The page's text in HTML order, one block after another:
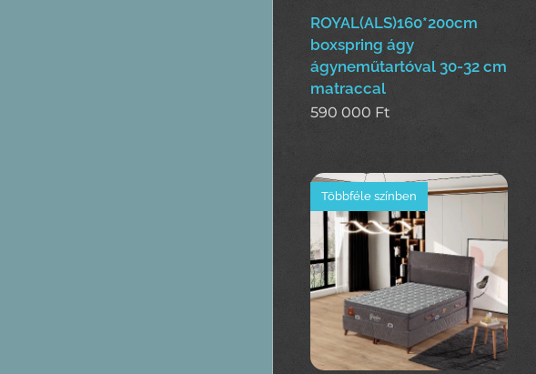
ROYAL(ALS)160*200cm
boxspring ágy
ágyneműtartóval 30-32 cm
matraccal
590 000 Ft
Többféle színben